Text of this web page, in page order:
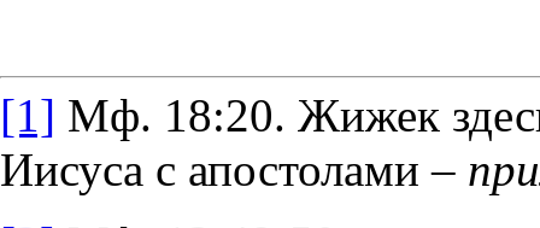
[1] Мф. 18:20. Жижек
Иисуса с апостолами –